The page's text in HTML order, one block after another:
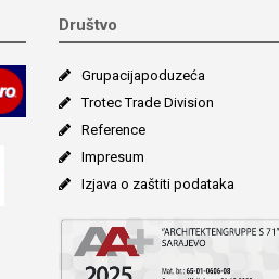
Društvo
Grupacija­poduzeća
Trotec Trade Division
Reference
Impresum
Izjava o zaštiti podataka